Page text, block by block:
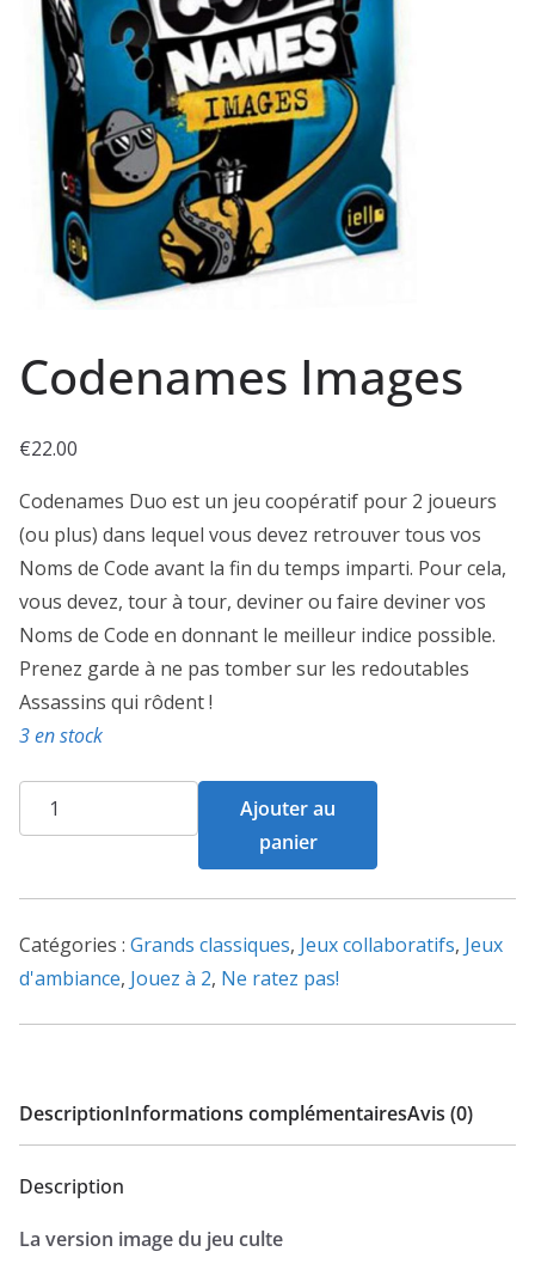
Codenames Images
€22.00
Codenames Duo est un jeu coopératif pour 2 joueurs
(ou plus) dans lequel vous devez retrouver tous vos
Noms de Code avant la fin du temps imparti. Pour cela,
vous devez, tour à tour, deviner ou faire deviner vos
Noms de Code en donnant le meilleur indice possible.
Prenez garde à ne pas tomber sur les redoutables
Assassins qui rôdent !
3 en stock
quantité
de
Images
Ajouter au
panier
Catégories : Grands classiques, Jeux collaboratifs, Jeux
d'ambiance, Jouez à 2, Ne ratez pas!
DescriptionInformations complémentairesAvis (0)
Description
La version image du jeu culte